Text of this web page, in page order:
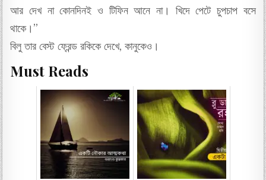
আর দেখ না কোনদিনই ও টিফিন আনে না। খিদে পেটে চুপচাপ বসে
থাকে।”
বিলু তার বেস্ট ফ্রেন্ড রকিকে দেখে, কানুকেও।
Must Reads